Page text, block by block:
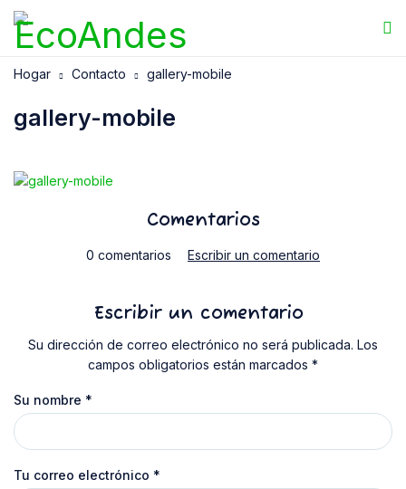
gallery-mobile
Hogar Contacto gallery-mobile
Comentarios
0 comentarios Escribir un comentario
Escribir un comentario
Su dirección de correo electrónico no será publicada. Los
campos obligatorios están marcados *
Su nombre *
Tu correo electrónico *